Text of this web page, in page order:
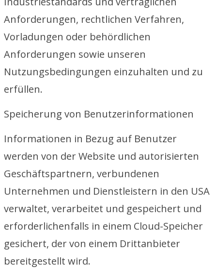
Anforderungen, rechtlichen Verfahren,
Vorladungen oder behördlichen
Anforderungen sowie unseren
Nutzungsbedingungen einzuhalten und zu
erfüllen.
Speicherung von Benutzerinformationen
Informationen in Bezug auf Benutzer
werden von der Website und autorisierten
Geschäftspartnern, verbundenen
Unternehmen und Dienstleistern in den USA
verwaltet, verarbeitet und gespeichert und
erforderlichenfalls in einem Cloud-Speicher
gesichert, der von einem Drittanbieter
bereitgestellt wird.